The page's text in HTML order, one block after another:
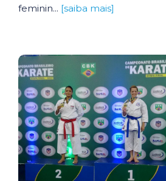
feminin... [saiba mais]